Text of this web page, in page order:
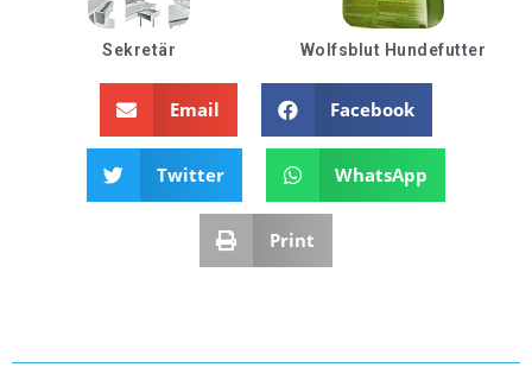
Sekretär Wolfsblut Hundefutter
Email Facebook
Twitter WhatsApp
Print